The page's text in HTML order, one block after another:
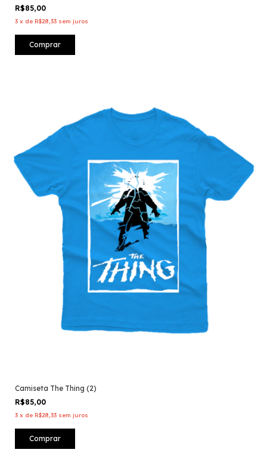
R$85,00
3 x de R$28,33 sem juros
Comprar
Camiseta The Thing (2)
R$85,00
3 x de R$28,33 sem juros
Comprar